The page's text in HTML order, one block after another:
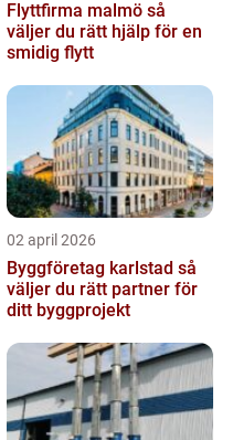
Flyttfirma malmö så
väljer du rätt hjälp för en
smidig flytt
02 april 2026
Byggföretag karlstad så
väljer du rätt partner för
ditt byggprojekt